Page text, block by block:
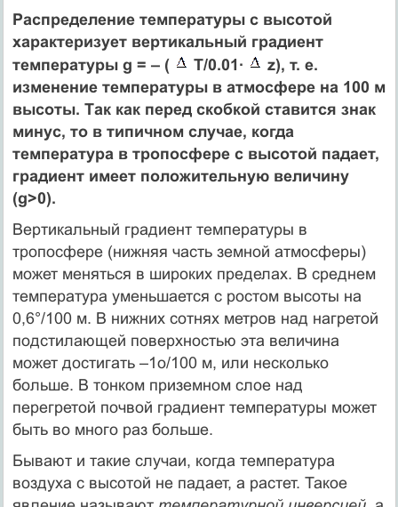
Распределение температуры с высотой
характеризует вертикальный градиент
температуры g = – (
T/0.01·
z), т. е.
изменение температуры в атмосфере на 100 м
высоты. Так как перед скобкой ставится знак
минус, то в типичном случае, когда
температура в тропосфере с высотой падает,
градиент имеет положительную величину
(g>0).
Вертикальный градиент температуры в
тропосфере (нижняя часть земной атмосферы)
может меняться в широких пределах. В среднем
температура уменьшается с ростом высоты на
0,6°/100 м. В нижних сотнях метров над нагретой
подстилающей поверхностью эта величина
может достигать –1o/100 м, или несколько
больше. В тонком приземном слое над
перегретой почвой градиент температуры может
быть во много раз больше.
Бывают и такие случаи, когда температура
воздуха с высотой не падает, а растет. Такое